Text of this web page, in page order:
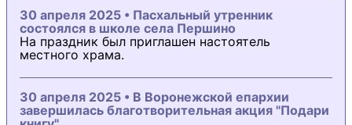
30 апреля 2025 • Пасхальный утренник
состоялся в школе села Першино
На праздник был приглашен настоятель
местного храма.
30 апреля 2025 • В Воронежской епархии
завершилась благотворительная акция "Подари